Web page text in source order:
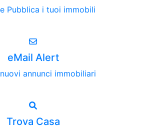
Pubblica i tuoi immobili
eMail Alert
annunci immobiliari
Trova Casa